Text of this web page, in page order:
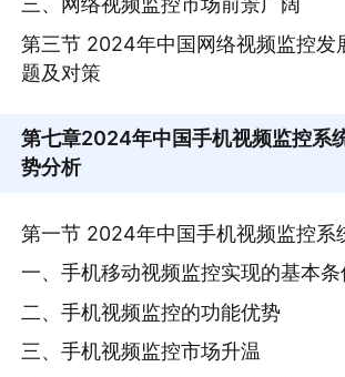
第三节 2024年中国网络视频监控发
题及对策
第七章2024年中国手机视频监控系
势分析
第一节 2024年中国手机视频监控系
一、手机移动视频监控实现的基本条
二、手机视频监控的功能优势
三、手机视频监控市场升温